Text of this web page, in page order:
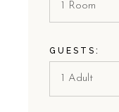
1 Room
GUESTS: